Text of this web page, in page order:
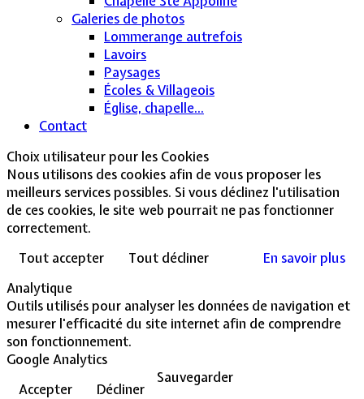
Galeries de photos
Lommerange autrefois
Lavoirs
Paysages
Écoles & Villageois
Église, chapelle...
Contact
Choix utilisateur pour les Cookies
Nous utilisons des cookies afin de vous proposer les
meilleurs services possibles. Si vous déclinez l'utilisation
de ces cookies, le site web pourrait ne pas fonctionner
correctement.
Tout accepter
Tout décliner
En savoir plus
Analytique
Outils utilisés pour analyser les données de navigation et
mesurer l'efficacité du site internet afin de comprendre
son fonctionnement.
Google Analytics
Accepter
Décliner
Sauvegarder